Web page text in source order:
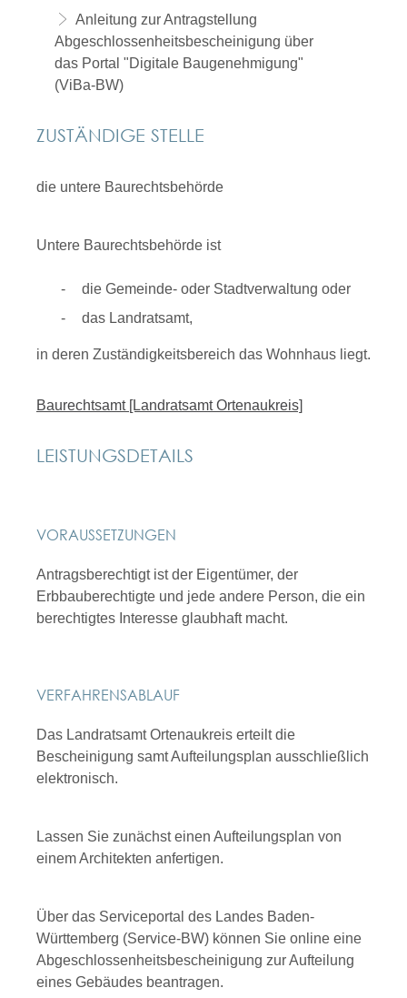
Anleitung zur Antragstellung
Abgeschlossenheitsbescheinigung über
das Portal "Digitale Baugenehmigung"
(ViBa-BW)
ZUSTÄNDIGE STELLE
die untere Baurechtsbehörde
Untere Baurechtsbehörde ist
die Gemeinde- oder Stadtverwaltung oder
das Landratsamt,
in deren Zuständigkeitsbereich das Wohnhaus liegt.
Baurechtsamt [Landratsamt Ortenaukreis]
LEISTUNGSDETAILS
VORAUSSETZUNGEN
Antragsberechtigt ist der Eigentümer, der
Erbbauberechtigte und jede andere Person, die ein
berechtigtes Interesse glaubhaft macht.
VERFAHRENSABLAUF
Das Landratsamt Ortenaukreis erteilt die
Bescheinigung samt Aufteilungsplan ausschließlich
elektronisch.
Lassen Sie zunächst einen Aufteilungsplan von
einem Architekten anfertigen.
Über das Serviceportal des Landes Baden-
Württemberg (Service-BW) können Sie online eine
Abgeschlossenheitsbescheinigung zur Aufteilung
eines Gebäudes beantragen.